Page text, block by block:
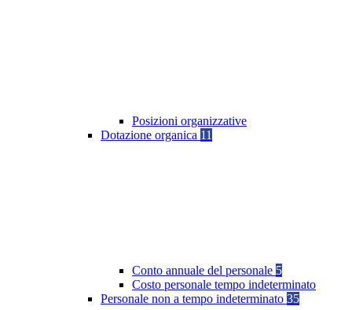
Posizioni organizzative
Dotazione organica 11
Conto annuale del personale 5
Costo personale tempo indeterminato
Personale non a tempo indeterminato 35